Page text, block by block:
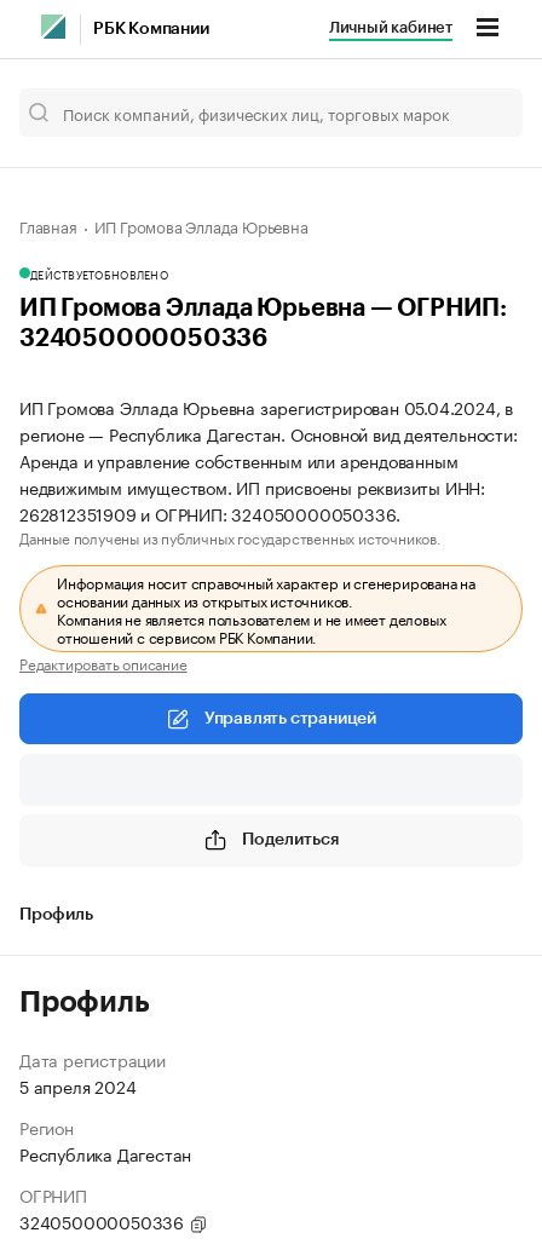
РБК Компании Личный кабинет
Главная ИП Громова Эллада Юрьевна
ДЕЙСТВУЕТОБНОВЛЕНО
ИП Громова Эллада Юрьевна — ОГРНИП:
324050000050336
ИП Громова Эллада Юрьевна зарегистрирован 05.04.2024, в
регионе — Республика Дагестан. Основной вид деятельности:
Аренда и управление собственным или арендованным
недвижимым имуществом. ИП присвоены реквизиты ИНН:
262812351909 и ОГРНИП: 324050000050336.
Данные получены из публичных государственных источников.
Информация носит справочный характер и сгенерирована на
основании данных из открытых источников.
Компания не является пользователем и не имеет деловых
отношений с сервисом РБК Компании.
Редактировать описание
Управлять страницей
Поделиться
Профиль
Профиль
Дата регистрации
5 апреля 2024
Регион
Республика Дагестан
ОГРНИП
324050000050336